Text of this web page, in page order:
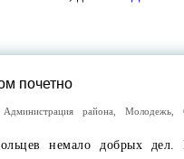
почетно
Администрация района Молодежь,
немало добрых дел.